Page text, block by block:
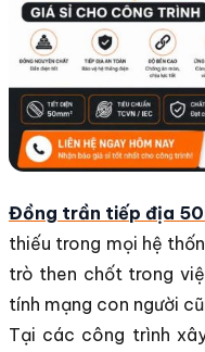
Đồng trần tiếp địa
thiếu trong mọi hệ
trò then chốt trong
tính mạng con người
Tại các công trình